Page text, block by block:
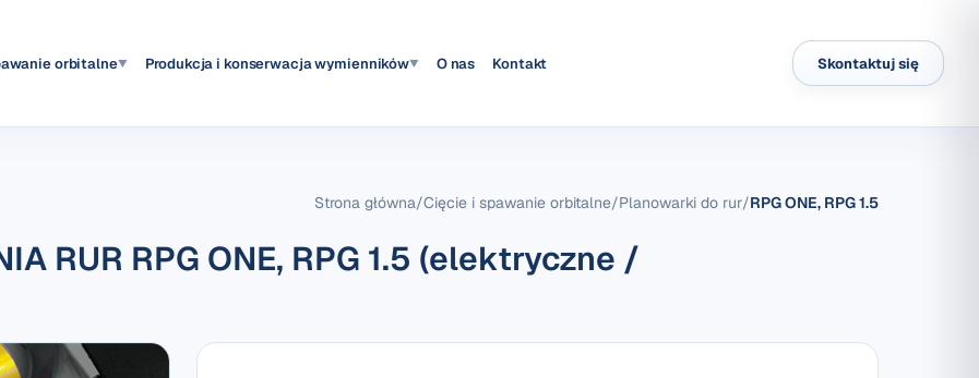
orbitalne▼ Produkcja i konserwacja wymienników▼ O nas Kontakt Skontaktuj się
Strona główna/Cięcie i spawanie orbitalne/Planowarki do rur/RPG ONE, RPG 1.5
RUR RPG ONE, RPG 1.5 (elektryczne /